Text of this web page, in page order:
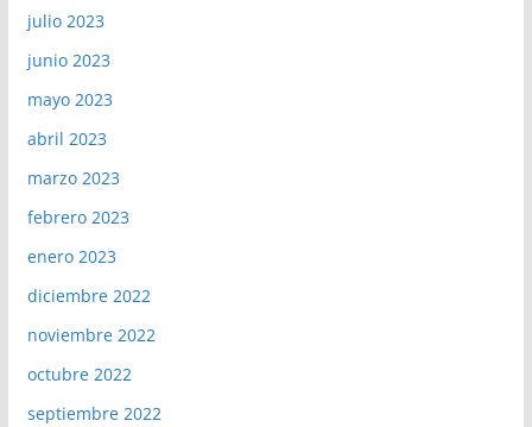
julio 2023
junio 2023
mayo 2023
abril 2023
marzo 2023
febrero 2023
enero 2023
diciembre 2022
noviembre 2022
octubre 2022
septiembre 2022